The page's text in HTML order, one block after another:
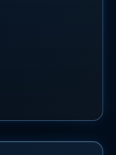
۲۵ خرداد ۱۴۰۵